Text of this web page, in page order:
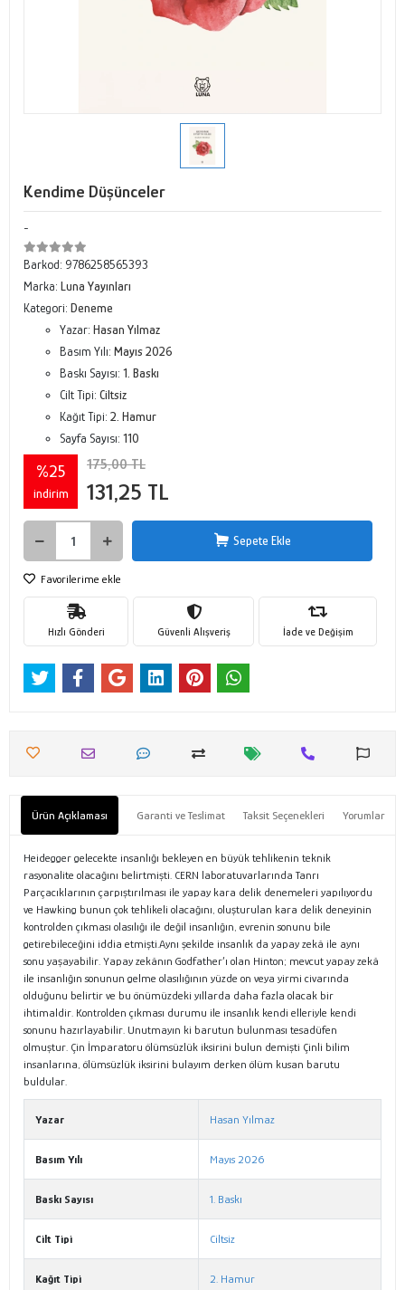
Kendime Düşünceler
-
Barkod: 9786258565393
Marka: Luna Yayınları
Kategori: Deneme
Yazar: Hasan Yılmaz
Basım Yılı: Mayıs 2026
Baskı Sayısı: 1. Baskı
Cilt Tipi: Ciltsiz
Kağıt Tipi: 2. Hamur
Sayfa Sayısı: 110
%25
indirim
175,00 TL
131,25 TL
Sepete Ekle
Favorilerime ekle
Hızlı Gönderi Güvenli Alışveriş İade ve Değişim
Ürün Açıklaması Garanti ve Teslimat Taksit Seçenekleri Yorumlar
Heidegger gelecekte insanlığı bekleyen en büyük tehlikenin teknik
rasyonalite olacağını belirtmişti. CERN laboratuvarlarında Tanrı
Parçacıklarının çarpıştırılması ile yapay kara delik denemeleri yapılıyordu
ve Hawking bunun çok tehlikeli olacağını, oluşturulan kara delik deneyinin
kontrolden çıkması olasılığı ile değil insanlığın, evrenin sonunu bile
getirebileceğini iddia etmişti.Aynı şekilde insanlık da yapay zekâ ile aynı
sonu yaşayabilir. Yapay zekânın Godfather’ı olan Hinton; mevcut yapay zekâ
ile insanlığın sonunun gelme olasılığının yüzde on veya yirmi civarında
olduğunu belirtir ve bu önümüzdeki yıllarda daha fazla olacak bir
ihtimaldir. Kontrolden çıkması durumu ile insanlık kendi elleriyle kendi
sonunu hazırlayabilir. Unutmayın ki barutun bulunması tesadüfen
olmuştur. Çin İmparatoru ölümsüzlük iksirini bulun demişti Çinli bilim
insanlarına, ölümsüzlük iksirini bulayım derken ölüm kusan barutu
buldular.
Yazar Hasan Yılmaz
Basım Yılı Mayıs 2026
Baskı Sayısı 1. Baskı
Cilt Tipi Ciltsiz
Kağıt Tipi 2. Hamur